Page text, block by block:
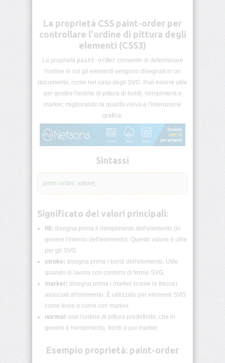
CSS
Pseudo-
classi
elementi
Unità
Funzioni
CSS
Browser
CSS
Commenti
accent-
color
content
La proprietà CSS paint-order per
controllare l'ordine di pittura degli
elementi (CSS3)
La proprietà paint-orderconsente di determinare
l'ordine in cui gli elementi vengono disegnati in un
documento, come nel caso degli SVG. Può essere utile
per gestire l'ordine di pittura di bordi, riempimenti e
marker, migliorando la qualità visiva e l'interazione
grafica.
Sintassi
paint-order: valore;
Significato dei valori principali:
fill: disegna prima il riempimento dell'elemento (in
genere l'interno dell'elemento). Questo valore è utile
per gli SVG.
stroke: disegna prima i bordi dell'elemento. Utile
quando si lavora con contorni di forme SVG.
marker: disegna prima i marker (come le frecce)
associati all'elemento. È utilizzato per elementi SVG
come linee o curve con marker.
normal: usa l'ordine di pittura predefinito, che in
genere è riempimento, bordi e poi marker.
Esempio proprietà: paint-order